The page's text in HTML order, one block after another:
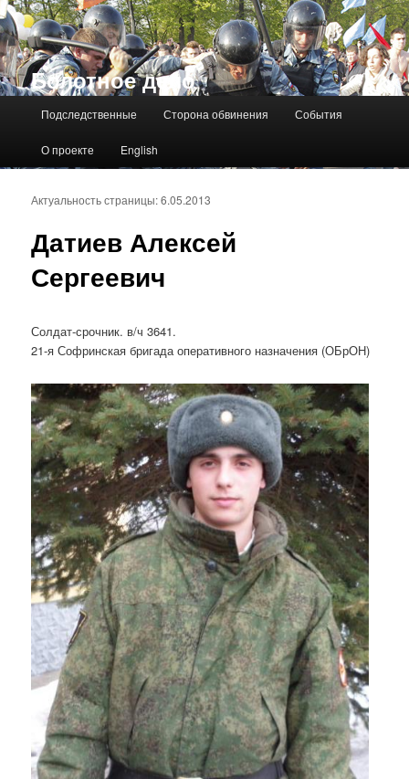
Болотное дело
Подследственные Сторона обвинения События
О проекте English
Датиев Алексей
Сергеевич
Актуальность страницы: 6.05.2013
Солдат-срочник. в/ч 3641.
21-я Софринская бригада оперативного назначения (ОБрОН)